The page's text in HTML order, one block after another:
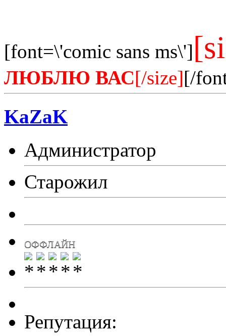
[font=\'comic sans ms\']
ЛЮБЛЮ ВАС[/size][/
KaZaK
Администратор
Старожил
ОФФЛАЙН
Репутация: